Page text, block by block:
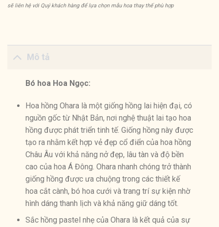
sẽ liên hệ với Quý khách hàng để lựa chọn mẫu hoa thay thế phù hợp
Mô tả
Bó hoa Hoa Ngọc:
Hoa hồng Ohara là một giống hồng lai hiện đại, có
nguồn gốc từ Nhật Bản, nơi nghệ thuật lai tạo hoa
hồng được phát triển tinh tế. Giống hồng này được
tạo ra nhằm kết hợp vẻ đẹp cổ điển của hoa hồng
Châu Âu với khả năng nở đẹp, lâu tàn và độ bền
cao của hoa Á Đông. Ohara nhanh chóng trở thành
giống hồng được ưa chuộng trong các thiết kế
hoa cắt cành, bó hoa cưới và trang trí sự kiện nhờ
hình dáng thanh lịch và khả năng giữ dáng tốt.
Sắc hồng pastel nhẹ của Ohara là kết quả của sự